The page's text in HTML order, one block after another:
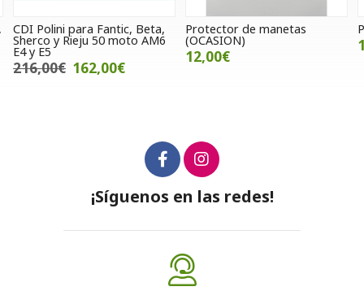
Protector de manetas
(OCASION)
12,00€
Puños Progrip amarillo
10,00€
¡Síguenos en las redes!